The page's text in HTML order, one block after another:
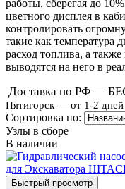
работы, сберегая до
цветного дисплея в
контролировать
такие как температура
расход топлива, а
выводятся на него в
Доставка по РФ —
Пятигорск — от 1-2 дней
Сортировка по:
Узлы в сборе
В наличии